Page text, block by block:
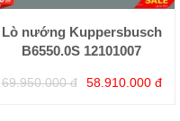
Lò nướng Kuppersbusch
B6550.0S 12101007
69.950.000 đ 58.910.000 đ